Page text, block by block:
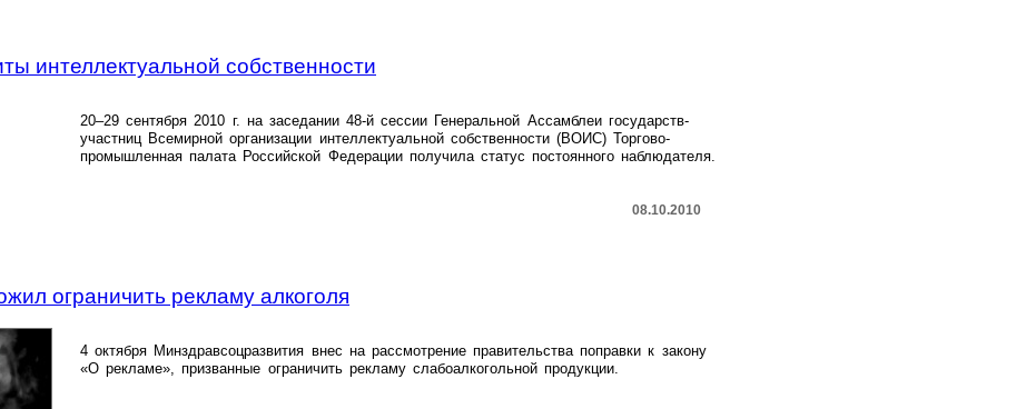
интеллектуальной собственности
20–29 сентября 2010 г. на заседании 48-й сессии Генеральной Ассамблеи государств-
участниц Всемирной организации интеллектуальной собственности (ВОИС) Торгово-
промышленная палата Российской Федерации получила статус постоянного наблюдателя.
08.10.2010
ограничить рекламу алкоголя
4 октября Минздравсоцразвития внес на рассмотрение правительства поправки к закону
«О рекламе», призванные ограничить рекламу слабоалкогольной продукции.